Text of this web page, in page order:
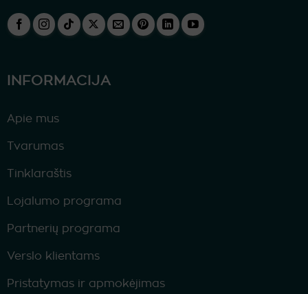
INFORMACIJA
Apie mus
Tvarumas
Tinklaraštis
Lojalumo programa
Partnerių programa
Verslo klientams
Pristatymas ir apmokėjimas